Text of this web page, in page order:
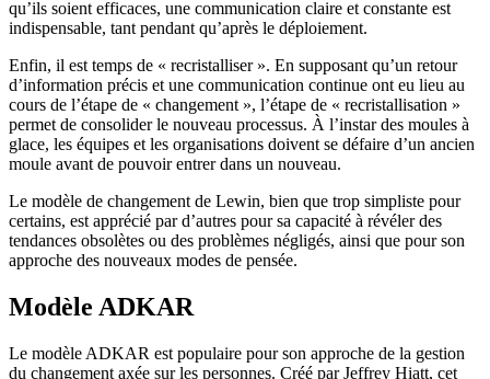
qu’ils soient efficaces, une communication claire et constante est
indispensable, tant pendant qu’après le déploiement.
Enfin, il est temps de « recristalliser ». En supposant qu’un retour
d’information précis et une communication continue ont eu lieu au
cours de l’étape de « changement », l’étape de « recristallisation »
permet de consolider le nouveau processus. À l’instar des moules à
glace, les équipes et les organisations doivent se défaire d’un ancien
moule avant de pouvoir entrer dans un nouveau.
Le modèle de changement de Lewin, bien que trop simpliste pour
certains, est apprécié par d’autres pour sa capacité à révéler des
tendances obsolètes ou des problèmes négligés, ainsi que pour son
approche des nouveaux modes de pensée.
Modèle ADKAR
Le modèle ADKAR est populaire pour son approche de la gestion
du changement axée sur les personnes. Créé par Jeffrey Hiatt, cet